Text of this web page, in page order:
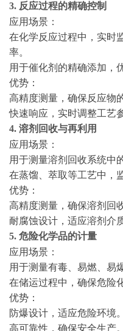
3. 反应过程的精确控制
应用场景：
在化学反应过程中，实时
率。
用于催化剂的精确添加，
优势：
高精度测量，确保反应物
快速响应，实时调整工艺
4. 溶剂回收与再利用
应用场景：
用于测量溶剂回收系统中
在蒸馏、萃取等工艺中，
优势：
高精度测量，确保溶剂回
耐腐蚀设计，适应溶剂介
5. 危险化学品的计量
应用场景：
用于测量有毒、易燃、易
在储运过程中，确保危险
优势：
防爆设计，适应危险环境。
高可靠性，确保安全生产。